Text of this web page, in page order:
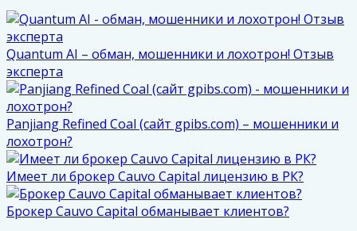
Quantum AI – обман, мошенники и лохотрон! Отзыв
эксперта
Panjiang Refined Coal (сайт gpibs.com) – мошенники и
лохотрон?
Имеет ли брокер Cauvo Capital лицензию в РК?
Брокер Cauvo Capital обманывает клиентов?